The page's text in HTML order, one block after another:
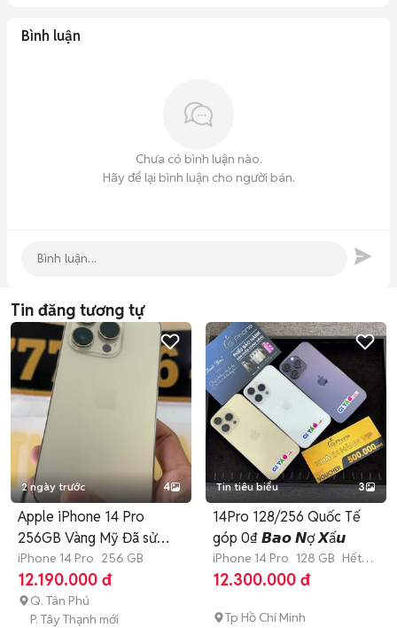
Bình luận
Chưa có bình luận nào.
Hãy để lại bình luận cho người bán.
Tin đăng tương tự
2 ngày trước 4
Apple iPhone 14 Pro
256GB Vàng Mỹ Đã sử
dụng
iPhone 14 Pro 256 GB
12.190.000 đ
Q. Tân Phú
P. Tây Thạnh mới
Tin tiêu biểu 3
14Pro 128/256 Quốc Tế
góp 0₫ 𝘽𝙖𝙤 𝙉ợ 𝙓ấ𝙪
iPhone 14 Pro 128 GB Hết
bảo hành
12.300.000 đ
Tp Hồ Chí Minh